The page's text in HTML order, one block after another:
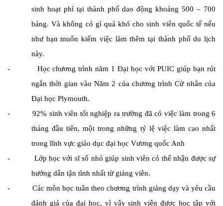
sinh hoạt phí tại thành phố dao động khoảng 500 – 700
bảng. Và không có gì quá khó cho sinh viên quốc tế nếu
như bạn muốn kiếm việc làm thêm tại thành phố du lịch
này.
- Học chương trình năm 1 Đại học với PUIC giúp bạn rút
ngắn thời gian vào Năm 2 của chương trình Cử nhân của
Đại học Plymouth.
- 92% sinh viên tốt nghiệp ra trường đã có việc làm trong 6
tháng đầu tiên, một trong những tỷ lệ việc làm cao nhất
trong lĩnh vực giáo dục đại học Vương quốc Anh
- Lớp học với sĩ số nhỏ giúp sinh viên có thể nhận được sự
hướng dẫn tận tình nhất từ giảng viên.
- Các môn học tuân theo chương trình giảng dạy và yêu cầu
đánh giá của đại học, vì vậy sinh viên được học tập với